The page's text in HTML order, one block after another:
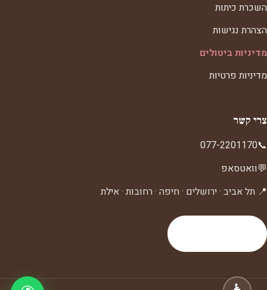
השכרת כיתות
הצהרת נגישות
מדיניות ביטולים
מדיניות פרטיות
צרי קשר
📞
077-2201170
💬וואטסאפ
📍 תל אביב · ירושלים · חיפה · רחובות · אילת